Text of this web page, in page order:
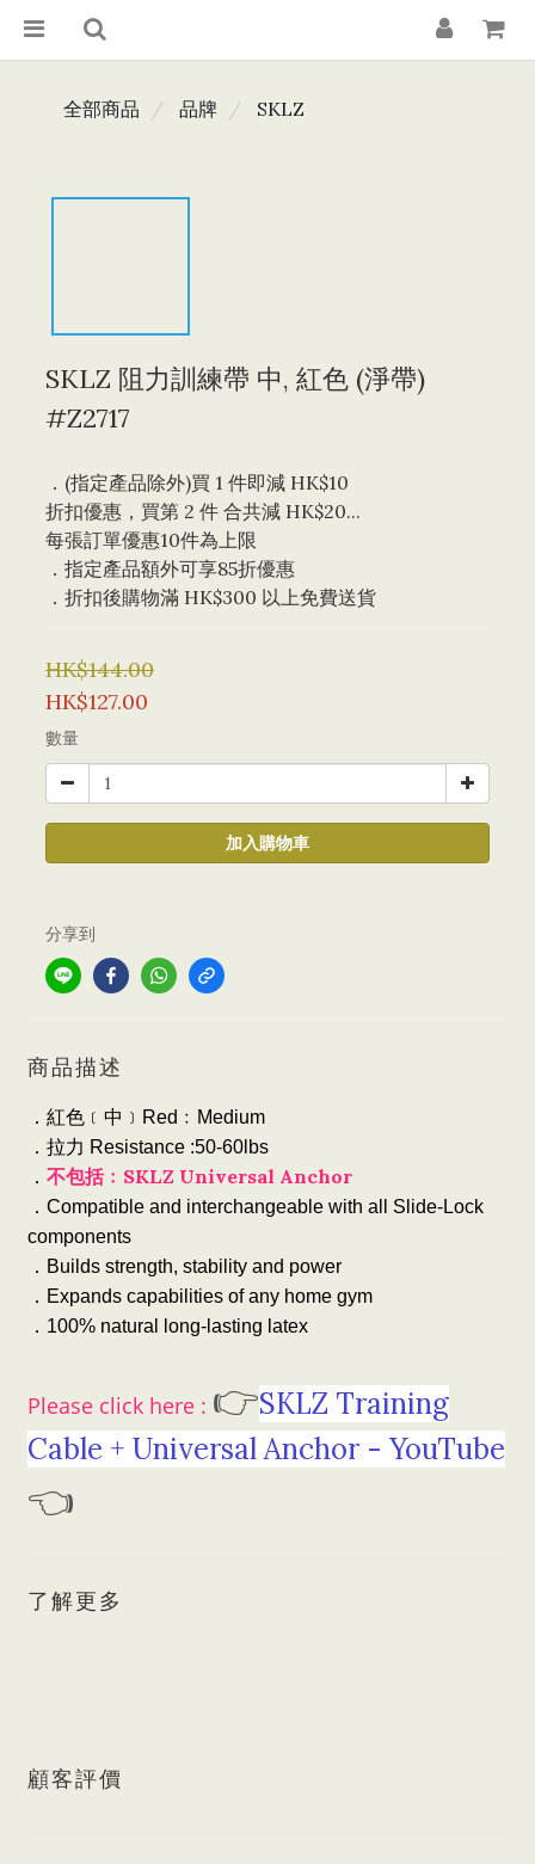
全部商品 品牌 SKLZ
SKLZ 阻力訓練帶 中, 紅色 (淨帶)
#Z2717
．(指定產品除外)買 1 件即減 HK$10
折扣優惠，買第 2 件 合共減 HK$20...
每張訂單優惠10件為上限
．指定產品額外可享85折優惠
．折扣後購物滿 HK$300 以上免費送貨
HK$144.00
HK$127.00
數量
加入購物車
分享到
商品描述
．紅色﹝中﹞ Red ﹕ Medium
．拉力 Resistance :50-60lbs
． 不包括﹕ SKLZ Universal Anchor
． Compatible and interchangeable with all Slide-Lock
components
． Builds strength, stability and power
． Expands capabilities of any home gym
． 100% natural long-lasting latex
Please click here : 👉SKLZ Training
Cable + Universal Anchor - YouTube
👈
了解更多
顧客評價